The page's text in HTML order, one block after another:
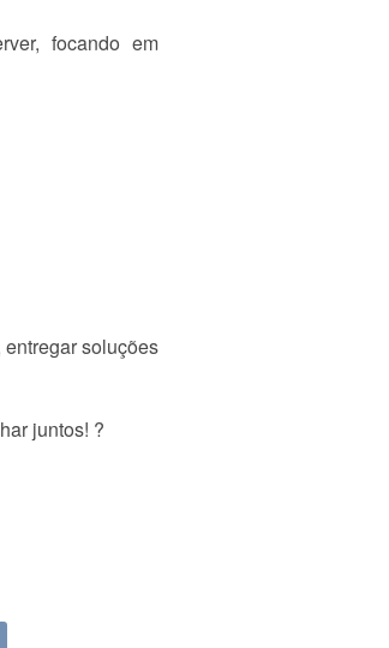
focando em
soluções
juntos! ?